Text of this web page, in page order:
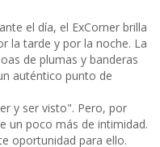
el día, el ExCorner brilla
la tarde y por la noche. La
de plumas y banderas
auténtico punto de
y ser visto". Pero, por
un poco más de intimidad.
oportunidad para ello.